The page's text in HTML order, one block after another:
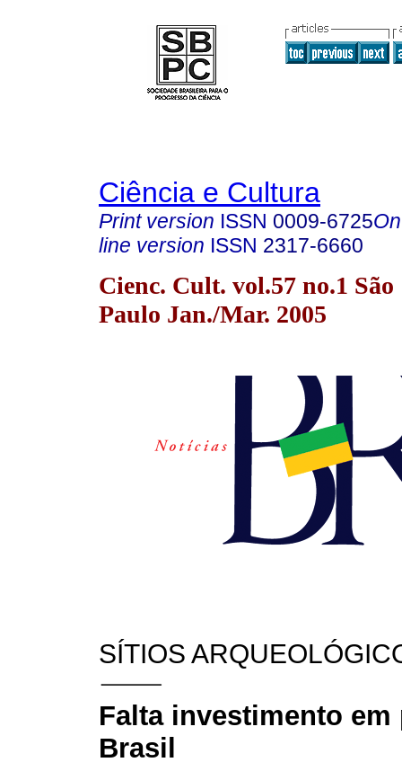
Ciência e Cultura
Print version ISSN 0009-6725
line version ISSN 2317-6660
Cienc. Cult. vol.57 no.1 São
Paulo Jan./Mar. 2005
SÍTIOS
Falta investimento
Brasil